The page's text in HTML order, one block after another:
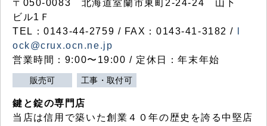
〒050-0083 北海道室蘭市東町2-24-24 山下
ビル1Ｆ
TEL：0143-44-2759 / FAX：0143-41-3182 /
ock@crux.ocn.ne.jp
営業時間：9:00〜19:00 / 定休日：年末年始
販売可 工事・取付可
鍵と錠の専門店
当店は信用で築いた創業４０年の歴史を誇る中堅店